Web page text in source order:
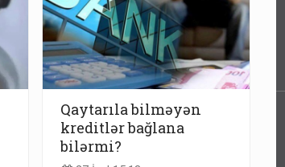
Qaytarıla bilməyən
kreditlər bağlana
bilərmi?